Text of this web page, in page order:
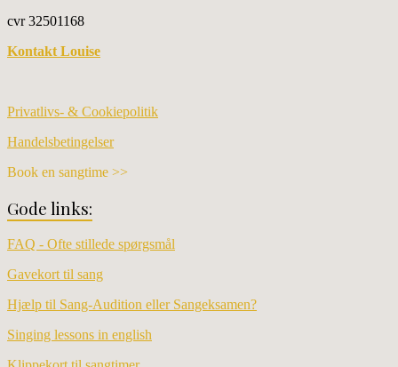
cvr 32501168
Kontakt Louise
Privatlivs- & Cookiepolitik
Handelsbetingelser
Book en sangtime >>
Gode links:
FAQ - Ofte stillede spørgsmål
Gavekort til sang
Hjælp til Sang-Audition eller Sangeksamen?
Singing lessons in english